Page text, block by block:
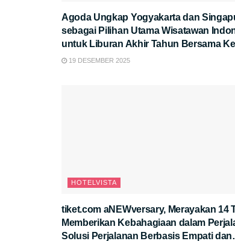
Agoda Ungkap Yogyakarta dan
sebagai Pilihan Utama Wisatawan
untuk Liburan Akhir Tahun Bersama
19 DESEMBER 2025
HOTELVISTA
tiket.com aNEWversary, Merayakan 14 Tahun
Memberikan Kebahagiaan dalam
Solusi Perjalanan Berbasis Empati dan